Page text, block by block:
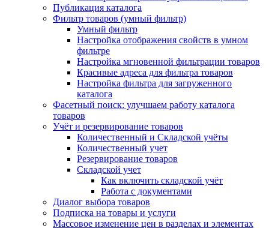
Публикация каталога
Фильтр товаров (умный фильтр)
Умный фильтр
Настройка отображения свойств в умном
фильтре
Настройка мгновенной фильтрации товаров
Красивые адреса для фильтра товаров
Настройка фильтра для загруженного
каталога
Фасетный поиск: улучшаем работу каталога
товаров
Учёт и резервирование товаров
Количественный и Складской учёты
Количественный учет
Резервирование товаров
Складской учет
Как включить складской учёт
Работа с документами
Диалог выбора товаров
Подписка на товары и услуги
Массовое изменение цен в разделах и элементах